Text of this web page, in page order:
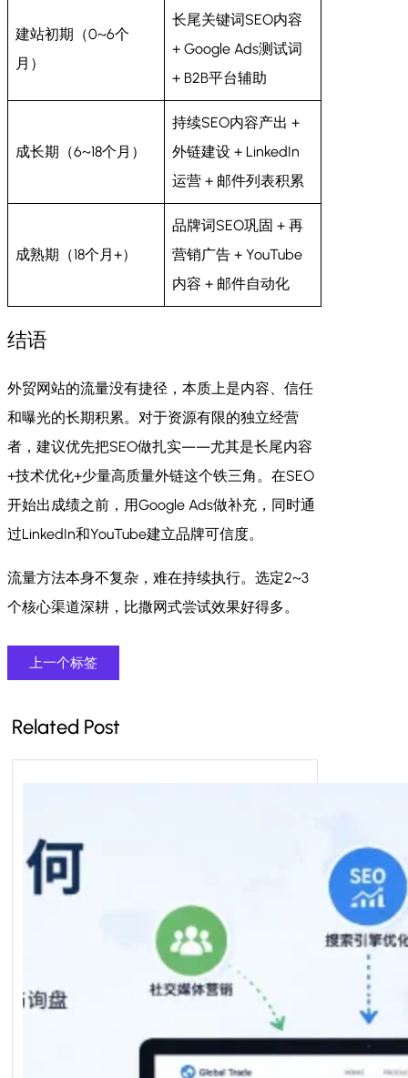
建站初期（0~6个
月）
长尾关键词SEO内容
+ Google Ads测试词
+ B2B平台辅助
成长期（6~18个月）
持续SEO内容产出 +
外链建设 + LinkedIn
运营 + 邮件列表积累
成熟期（18个月+）
品牌词SEO巩固 + 再
营销广告 + YouTube
内容 + 邮件自动化
结语
外贸网站的流量没有捷径，本质上是内容、信任
和曝光的长期积累。对于资源有限的独立经营
者，建议优先把SEO做扎实——尤其是长尾内容
+技术优化+少量高质量外链这个铁三角。在SEO
开始出成绩之前，用Google Ads做补充，同时通
过LinkedIn和YouTube建立品牌可信度。
流量方法本身不复杂，难在持续执行。选定2~3
个核心渠道深耕，比撒网式尝试效果好得多。
上一个标签
Related Post